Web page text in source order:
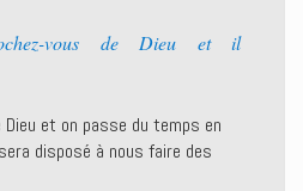
vous de Dieu et il
Dieu et on passe du temps en
disposé à nous faire des